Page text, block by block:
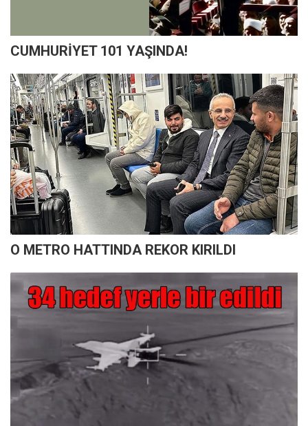
CUMHURİYET 101 YAŞINDA!
O METRO HATTINDA REKOR KIRILDI